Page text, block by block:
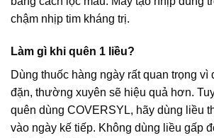
chậm nhịp tim kháng trị.
Làm gì khi quên 1 liều?
Dùng thuốc hàng ngày rất quan trọng vì
đặn, thường xuyên sẽ hiệu quả hơn.
quên dùng COVERSYL, hãy dùng liều
vào ngày kế tiếp. Không dùng liều gấp